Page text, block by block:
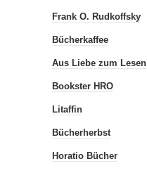
Frank O. Rudkoffsky
Bücherkaffee
Aus Liebe zum Lesen
Bookster HRO
Litaffin
Bücherherbst
Horatio Bücher